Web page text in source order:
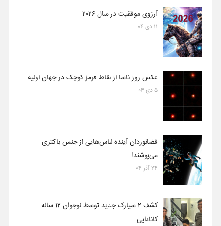
آرزوی موفقیت در سال ۲۰۲۶
۱۱ دی ۰۴
عکس روز ناسا از نقاط قرمز کوچک در جهان اولیه
۵ دی ۰۴
فضانوردان آینده لباس‌هایی از جنس باکتری
می‌پوشند!
۲۴ آذر ۰۴
کشف ۲ سیارک جدید توسط نوجوان ۱۲ ساله
کانادایی